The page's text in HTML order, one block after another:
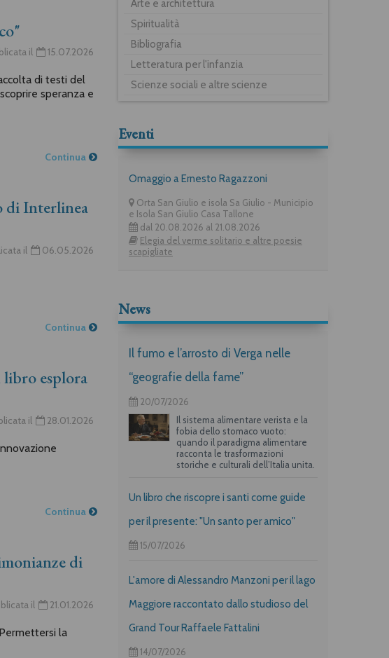
il 15.07.2026
di testi del
speranza e
Continua
di Interlinea
il 06.05.2026
Continua
libro esplora
il 28.01.2026
Continua
di
il 21.01.2026
la
Arte e architettura
Spiritualità
Bibliografia
Letteratura per l'infanzia
Scienze sociali e altre scienze
Eventi
Omaggio a Ernesto Ragazzoni
Orta San Giulio e isola Sa Giulio - Municipio
e Isola San Giulio Casa Tallone
dal 20.08.2026 al 21.08.2026
Elegia del verme solitario e altre poesie
scapigliate
News
Il fumo e l’arrosto di Verga nelle
“geografie della fame”
20/07/2026
Il sistema alimentare verista e la
fobia dello stomaco vuoto:
quando il paradigma alimentare
racconta le trasformazioni
storiche e culturali dell’Italia unita.
Un libro che riscopre i santi come guide
per il presente: "Un santo per amico"
15/07/2026
L'amore di Alessandro Manzoni per il lago
Maggiore raccontato dallo studioso del
Grand Tour Raffaele Fattalini
14/07/2026